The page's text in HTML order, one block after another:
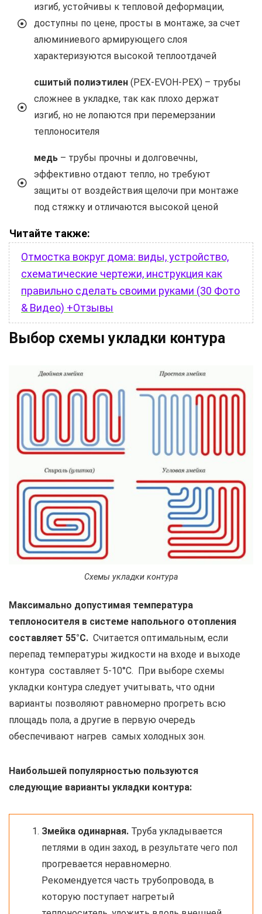
изгиб, устойчивы к тепловой деформации,
доступны по цене, просты в монтаже, за счет
алюминиевого армирующего слоя
характеризуются высокой теплоотдачей
сшитый полиэтилен (PEX-EVOH-PEX) – трубы
сложнее в укладке, так как плохо держат
изгиб, но не лопаются при перемерзании
теплоносителя
медь – трубы прочны и долговечны,
эффективно отдают тепло, но требуют
защиты от воздействия щелочи при монтаже
под стяжку и отличаются высокой ценой
Читайте также:
Отмостка вокруг дома: виды, устройство,
схематические чертежи, инструкция как
правильно сделать своими руками (30 Фото
& Видео) +Отзывы
Выбор схемы укладки контура
Схемы укладки контура
Максимально допустимая температура
теплоносителя в системе напольного отопления
составляет 55°С. Считается оптимальным, если
перепад температуры жидкости на входе и выходе
контура составляет 5-10°С. При выборе схемы
укладки контура следует учитывать, что одни
варианты позволяют равномерно прогреть всю
площадь пола, а другие в первую очередь
обеспечивают нагрев самых холодных зон.
Наибольшей популярностью пользуются
следующие варианты укладки контура:
Змейка одинарная. Труба укладывается
петлями в один заход, в результате чего пол
прогревается неравномерно.
Рекомендуется часть трубопровода, в
которую поступает нагретый